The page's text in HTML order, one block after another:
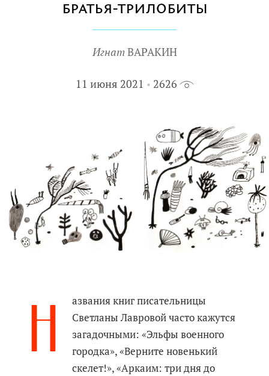
братья-трилобиты
ИгнатВАРАКИН
11 июня 2021 2626
Н
азвания книг писательницы
Светланы Лавровой часто кажутся
загадочными: «Эльфы военного
городка», «Верните новенький
скелет!», «Аркаим: три дня до